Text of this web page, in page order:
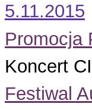
5.11.2015
Promocja
Koncert
Festiwal